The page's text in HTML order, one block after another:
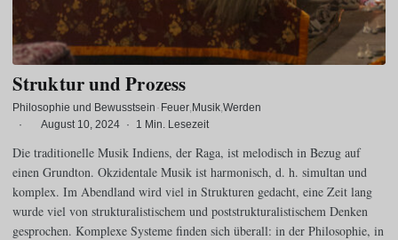
Struktur und Prozess
Philosophie und Bewusstsein · Feuer Musik Werden
·
August 10, 2024 · 1 Min. Lesezeit
Die traditionelle Musik Indiens, der Raga, ist melodisch in Bezug auf
einen Grundton. Okzidentale Musik ist harmonisch, d. h. simultan und
komplex. Im Abendland wird viel in Strukturen gedacht, eine Zeit lang
wurde viel von strukturalistischem und poststrukturalistischem Denken
gesprochen. Komplexe Systeme finden sich überall: in der Philosophie, in